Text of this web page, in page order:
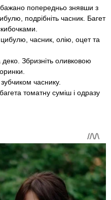
попередньо знявши з
подрібніть часник. Багет
часник, олію, оцет та
деко. Збризніть оливковою
часнику.
томатну суміш і одразу